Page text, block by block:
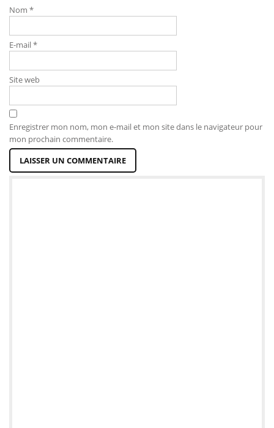
Nom *
E-mail*
Site web
Enregistrer mon nom, mon e-mail et mon site dans le navigateur pour
mon prochain commentaire.